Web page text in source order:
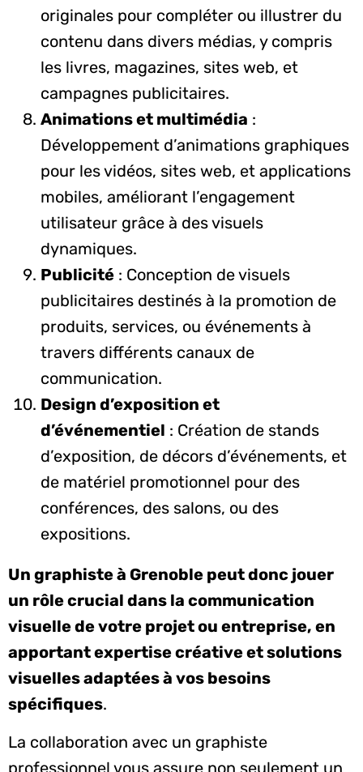
originales pour compléter ou illustrer du
contenu dans divers médias, y compris
les livres, magazines, sites web, et
campagnes publicitaires.
Animations et multimédia :
Développement d’animations graphiques
pour les vidéos, sites web, et applications
mobiles, améliorant l’engagement
utilisateur grâce à des visuels
dynamiques.
Publicité : Conception de visuels
publicitaires destinés à la promotion de
produits, services, ou événements à
travers différents canaux de
communication.
Design d’exposition et
d’événementiel : Création de stands
d’exposition, de décors d’événements, et
de matériel promotionnel pour des
conférences, des salons, ou des
expositions.
Un graphiste à Grenoble peut donc jouer
un rôle crucial dans la communication
visuelle de votre projet ou entreprise, en
apportant expertise créative et solutions
visuelles adaptées à vos besoins
spécifiques.
La collaboration avec un graphiste
professionnel vous assure non seulement un